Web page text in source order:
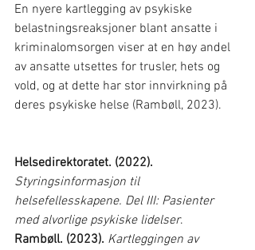
En nyere kartlegging av psykiske
belastningsreaksjoner blant ansatte i
kriminalomsorgen viser at en høy andel
av ansatte utsettes for trusler, hets og
vold, og at dette har stor innvirkning på
deres psykiske helse (Rambøll, 2023).
Helsedirektoratet. (2022).
Styringsinformasjon til
helsefellesskapene. Del III: Pasienter
med alvorlige psykiske lidelser.
Rambøll. (2023). Kartleggingen av